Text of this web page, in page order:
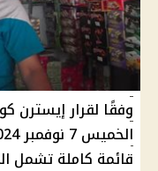
وفقًا لقرار إيسترن
قائمة كاملة تشمل